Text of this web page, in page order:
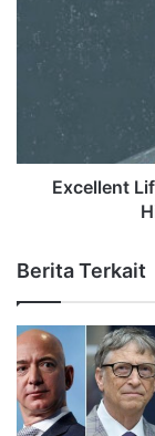
Excellent
Berita Terkait